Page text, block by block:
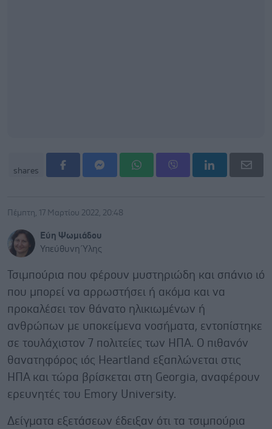
shares
Πέμπτη, 17 Μαρτίου 2022, 20:48
Εύη Ψωμιάδου
Υπεύθυνη Ύλης
Τσιμπούρια που φέρουν μυστηριώδη και σπάνιο ιό
που μπορεί να αρρωστήσει ή ακόμα και να
προκαλέσει τον θάνατο ηλικιωμένων ή
ανθρώπων με υποκείμενα νοσήματα, εντοπίστηκε
σε τουλάχιστον 7 πολιτείες των ΗΠΑ. O πιθανόν
θανατηφόρος ιός Heartland εξαπλώνεται στις
ΗΠΑ και τώρα βρίσκεται στη Georgia, αναφέρουν
ερευνητές του Emory University.
Δείγματα εξετάσεων έδειξαν ότι τα τσιμπούρια